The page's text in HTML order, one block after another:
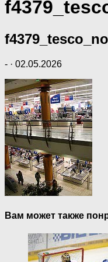
- · 02.05.2026
Вам может также